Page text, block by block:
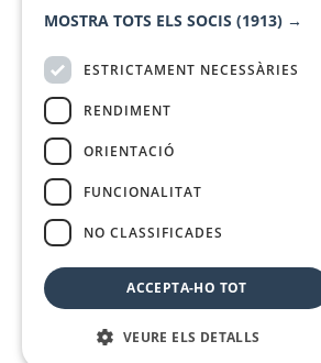
MOSTRA TOTS ELS SOCIS (1913) →
ESTRICTAMENT NECESSÀRIES
RENDIMENT
ORIENTACIÓ
FUNCIONALITAT
NO CLASSIFICADES
ACCEPTA-HO TOT
VEURE ELS DETALLS